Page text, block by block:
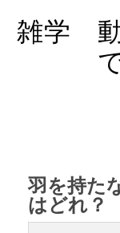
雑学
羽を持た
はどれ？